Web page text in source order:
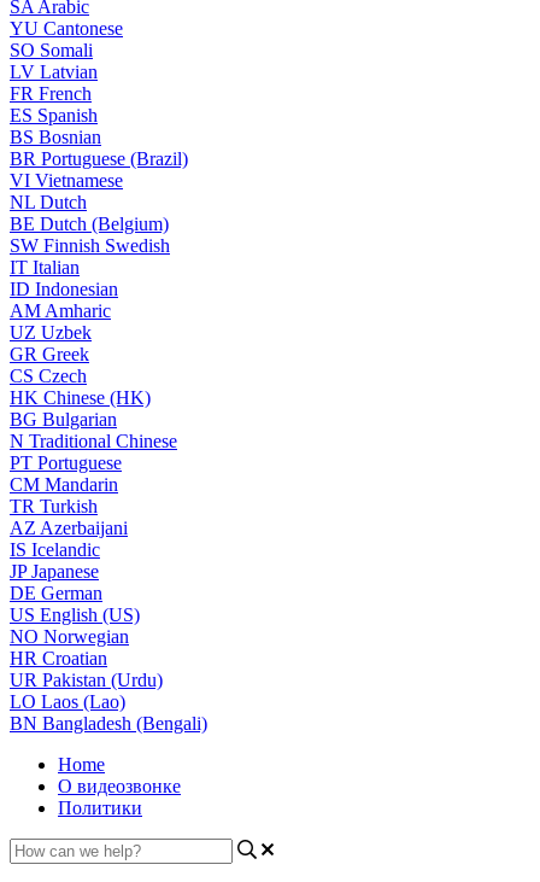
SA Arabic
YU Cantonese
SO Somali
LV Latvian
FR French
ES Spanish
BS Bosnian
BR Portuguese (Brazil)
VI Vietnamese
NL Dutch
BE Dutch (Belgium)
SW Finnish Swedish
IT Italian
ID Indonesian
AM Amharic
UZ Uzbek
GR Greek
CS Czech
HK Chinese (HK)
BG Bulgarian
N Traditional Chinese
PT Portuguese
CM Mandarin
TR Turkish
AZ Azerbaijani
IS Icelandic
JPJapanese
DE German
US English (US)
NO Norwegian
HR Croatian
UR Pakistan (Urdu)
LO Laos (Lao)
BN Bangladesh (Bengali)
Home
О видеозвонке
Политики